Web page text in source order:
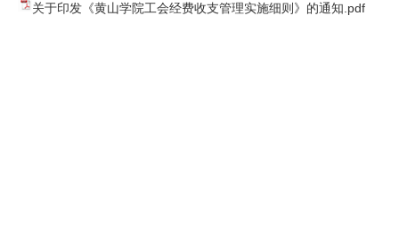
关于印发《黄山学院工会经费收支管理实施细则》的通知.pdf